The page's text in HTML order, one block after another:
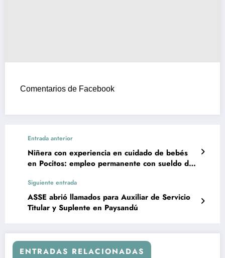
Comentarios de Facebook
Entrada anterior
Niñera con experiencia en cuidado de bebés
en Pocitos: empleo permanente con sueldo de
Siguiente entrada
ASSE abrió llamados para Auxiliar de Servicio
Titular y Suplente en Paysandú
ENTRADAS RELACIONADAS